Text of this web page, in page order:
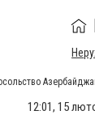
12:01, 15